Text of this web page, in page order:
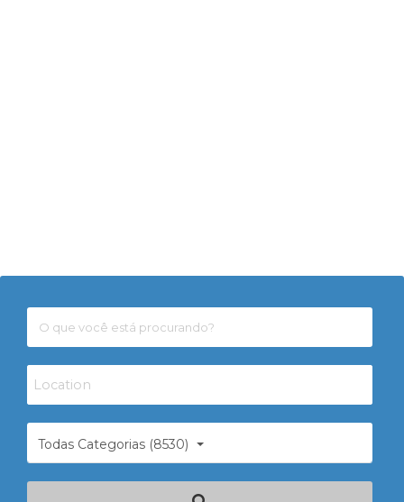
Todas Categorias (8530)